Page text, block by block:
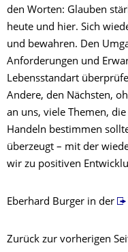
den Worten: Glauben
heute und hier. Sich
und bewahren. Den
Anforderungen und
Lebensstandart
Andere, den Nächsten,
an uns, viele Themen,
Handeln bestimmen
überzeugt – mit der
wir zu positiven
Eberhard Burger in der
Zurück zur vorherigen